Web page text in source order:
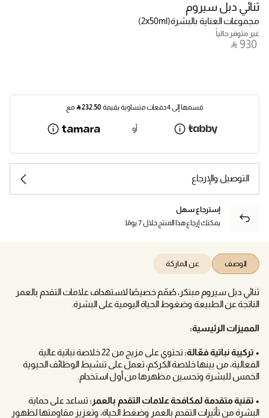
ثنائي دبل سيروم
مجموعات العناية بالبشرة(2x50ml)
غير متوفر حالياً
‎ ⃁ ⁦930⁩ ‎
قسمها إلى 4 دفعات متساوية بقيمة 232.50
⃁ مع
أو
التوصيل والإرجاع
إسترجاع سهل
يمكنك إرجاع هذا المنتج خلال 7 يومًا.
الوصف عن الماركة
ثنائي دبل سيروم مبتكر، صُمّم خصيصًا لاستهداف علامات التقدم بالعمر
الناتجة عن الطبيعة وضغوط الحياة اليومية على البشرة.
المميزات الرئيسية:
• تركيبة نباتية فعّالة:
تحتوي على مزيج من 22 خلاصة نباتية عالية
الفعالية، من بينها خلاصة الكركم، تعمل على تنشيط الوظائف الحيوية
الخمس للبشرة وتحسين مظهرها من أول استخدام.
• تقنية متقدمة لمكافحة علامات التقدم بالعمر: تساعد على حماية
البشرة من تأثيرات التقدم بالعمر وضغط الحياة، وتعزيز مقاومتها لظهور